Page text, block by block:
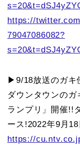
https://
79047086082?
▶9/18放送のガキ
ダウンタウンの
ランプリ」開催!!
ース!2022年9月
https://